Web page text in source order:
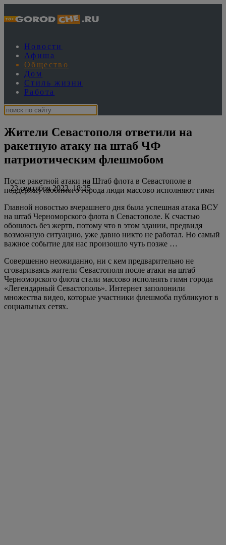
Новости
Афиша
Общество
Дом
Стиль жизни
Работа
Жители Севастополя ответили на
ракетную атаку на штаб ЧФ
патриотическим флешмобом
23 сентября 2023, 18:25
После ракетной атаки на Штаб флота в Севастополе в
поддержку любимого города люди массово исполняют гимн
Главной новостью вчерашнего дня была успешная атака ВСУ
на штаб Черноморского флота в Севастополе. К счастью
обошлось без жертв, потому что в этом здании, предвидя
возможную ситуацию, уже давно никто не работал. Но самый
важное событие для нас произошло чуть позже …
Совершенно неожиданно, ни с кем предварительно не
сговариваясь жители Севастополя после атаки на штаб
Черноморского флота стали массово исполнять гимн города
«Легендарный Севастополь». Интернет заполонили
множества видео, которые участники флешмоба публикуют в
социальных сетях.